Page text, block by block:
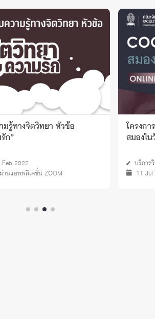
รอบรมความรู้ทางจิตวิทยา หัวข้อ “หัวข้อ
วัยชรา (Cognitive aging)”
วิชาการ
2026